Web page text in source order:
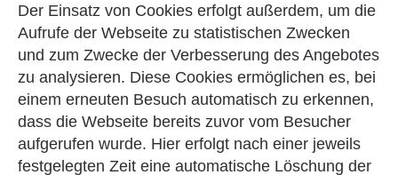
Der Einsatz von Cookies erfolgt außerdem, um die
Aufrufe der Webseite zu statistischen Zwecken
und zum Zwecke der Verbesserung des Angebotes
zu analysieren. Diese Cookies ermöglichen es, bei
einem erneuten Besuch automatisch zu erkennen,
dass die Webseite bereits zuvor vom Besucher
aufgerufen wurde. Hier erfolgt nach einer jeweils
festgelegten Zeit eine automatische Löschung der